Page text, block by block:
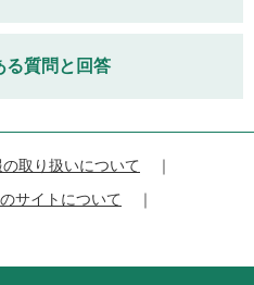
る質問と回答
取り扱いについて
サイトについて